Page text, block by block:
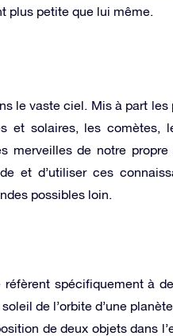
plus petite que lui même.
le vaste ciel. Mis à part les
et solaires, les comètes,
merveilles de notre
et d’utiliser ces
possibles loin.
spécifiquement à
de l’orbite d’une
de deux objets dans